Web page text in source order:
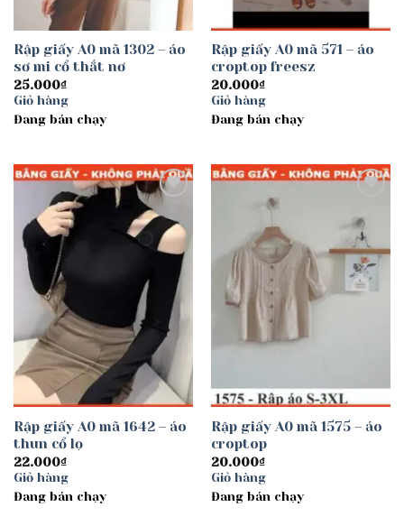
Rập giấy A0 mã 1302 – áo
sơ mi cổ thắt nơ
25.000₫
Giỏ hàng
Đang bán chạy
Rập giấy A0 mã 571 – áo
croptop freesz
20.000₫
Giỏ hàng
Đang bán chạy
Add to
wishlist
Rập giấy A0 mã 1642 – áo
thun cổ lọ
22.000₫
Giỏ hàng
Đang bán chạy
wishlist
Rập giấy A0 mã 1575 – áo
croptop
20.000₫
Giỏ hàng
Đang bán chạy